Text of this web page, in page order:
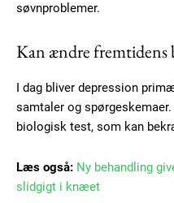
søvnproblemer.
Kan ændre fremtidens
I dag bliver depression
samtaler og
biologisk test, som kan
Læs også: Ny behandling
slidgigt i knæet